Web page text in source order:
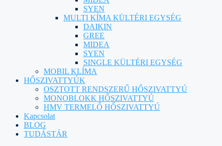
SYEN
MULTI KÍMA KÜLTÉRI EGYSÉG
DAIKIN
GREE
MIDEA
SYEN
SINGLE KÜLTÉRI EGYSÉG
MOBIL KLÍMA
HŐSZIVATTYÚK
OSZTOTT RENDSZERŰ HŐSZIVATTYÚ
MONOBLOKK HŐSZIVATTYÚ
HMV TERMELŐ HŐSZIVATTYÚ
Kapcsolat
BLOG
TUDÁSTÁR